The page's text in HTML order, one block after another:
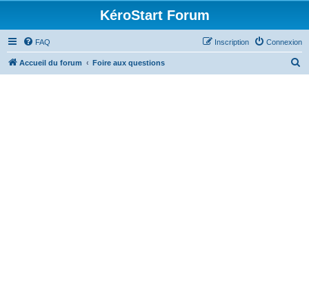
KéroStart Forum
FAQ Connexion
Inscription
Accueil du forum Foire aux questions